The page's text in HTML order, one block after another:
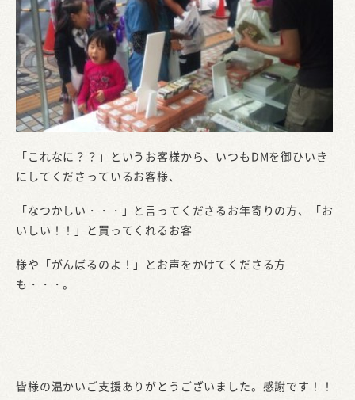
「これなに？？」というお客様から、いつもDMを御ひいき
にしてくださっているお客様、
「なつかしい・・・」と言ってくださるお年寄りの方、「お
いしい！！」と買ってくれるお客
様や「がんばるのよ！」とお声をかけてくださる方
も・・・。
皆様の温かいご支援ありがとうございました。感謝です！！